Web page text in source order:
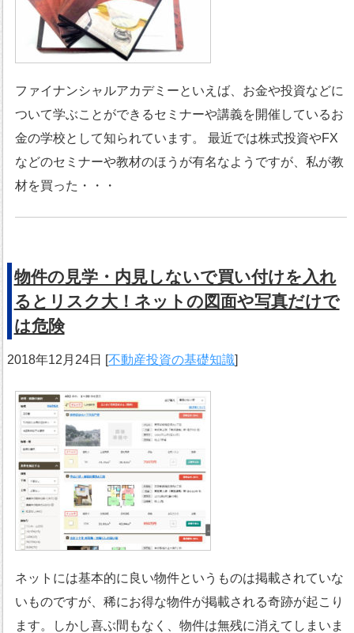
ファイナンシャルアカデミーといえば、お金や投資などに
ついて学ぶことができるセミナーや講義を開催しているお
金の学校として知られています。 最近では株式投資やFX
などのセミナーや教材のほうが有名なようですが、私が教
材を買った・・・
物件の見学・内見しないで買い付けを入れ
るとリスク大！ネットの図面や写真だけで
は危険
2018年12月24日 [不動産投資の基礎知識]
ネットには基本的に良い物件というものは掲載されていな
いものですが、稀にお得な物件が掲載される奇跡が起こり
ます。しかし喜ぶ間もなく、物件は無残に消えてしまいま